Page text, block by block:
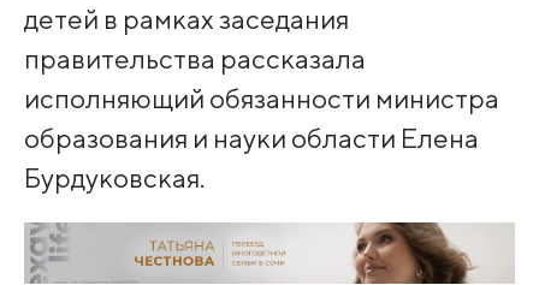
детей в рамках заседания
правительства рассказала
исполняющий обязанности министра
образования и науки области Елена
Бурдуковская.